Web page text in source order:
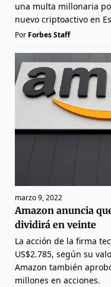
una multa millonaria
nuevo criptoactivo en
Por Forbes Staff
marzo 9, 2022
Amazon anuncia
dividirá en veinte
La acción de la firma
US$2.785, según su
Amazon también
millones en acciones.